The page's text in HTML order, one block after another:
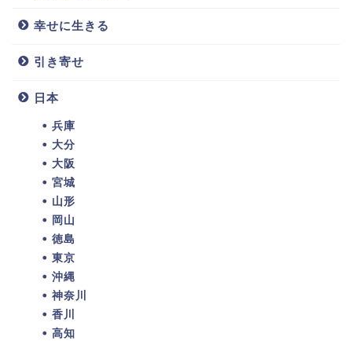
幸せに生きる
引き寄せ
日本
兵庫
大分
大阪
宮城
山形
岡山
徳島
東京
沖縄
神奈川
香川
高知